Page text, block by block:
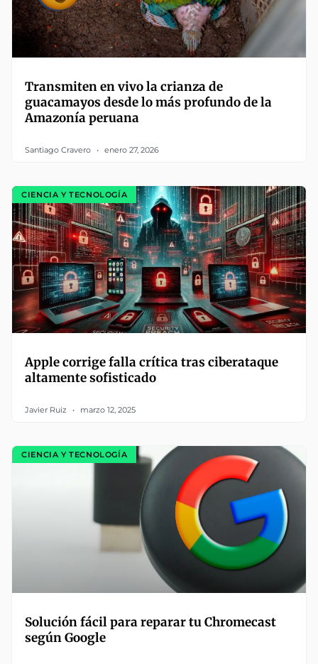
Transmiten en vivo la crianza de
guacamayos desde lo más profundo de la
Amazonía peruana
Santiago Cravero enero 27, 2026
CIENCIA Y TECNOLOGÍA
Apple corrige falla crítica tras ciberataque
altamente sofisticado
Javier Ruiz marzo 12, 2025
CIENCIA Y TECNOLOGÍA
Solución fácil para reparar tu Chromecast
según Google